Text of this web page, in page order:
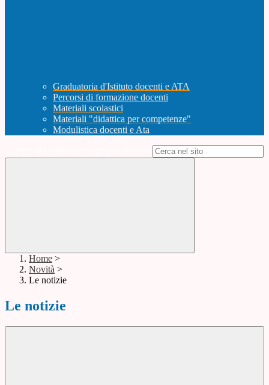
Graduatoria d'Istituto docenti e ATA
Percorsi di formazione docenti
Materiali scolastici
Materiali "didattica per competenze"
Modulistica docenti e Ata
Home >
Novità >
Le notizie
Le notizie